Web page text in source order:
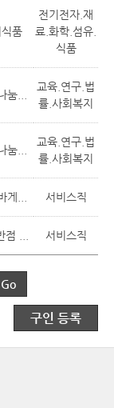
품
전기전자.재
료.화학.섬유.
식품
눔...
교육.연구.법
률.사회복지
눔...
교육.연구.법
률.사회복지
게... 서비스직
점 ... 서비스직
구인 등록